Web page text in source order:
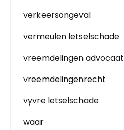
verkeersongeval
vermeulen letselschade
vreemdelingen advocaat
vreemdelingenrecht
vyvre letselschade
waar